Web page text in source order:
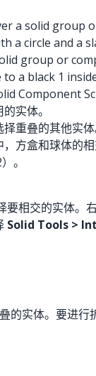
a solid group
a circle and a
group or
a black 1
Component
实体。
重叠的其他实
方盒和球体的
。
要相交的实体。
Solid Tools >
的实体。要进行